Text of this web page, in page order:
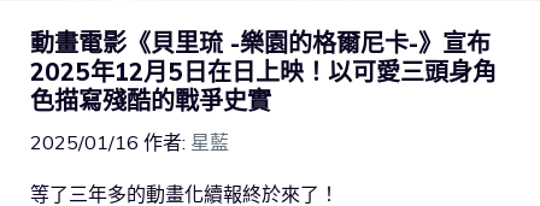
動畫電影《貝里琉 -樂園的格爾尼卡-》宣布
2025年12月5日在日上映！以可愛三頭身角
色描寫殘酷的戰爭史實
2025/01/16 作者: 星藍
等了三年多的動畫化續報終於來了！